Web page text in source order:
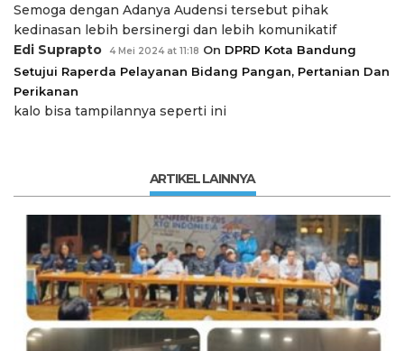
Semoga dengan Adanya Audensi tersebut pihak
kedinasan lebih bersinergi dan lebih komunikatif
Edi Suprapto
4 Mei 2024 at 11:18 On DPRD Kota Bandung
Setujui Raperda Pelayanan Bidang Pangan, Pertanian Dan
Perikanan
kalo bisa tampilannya seperti ini
ARTIKEL LAINNYA